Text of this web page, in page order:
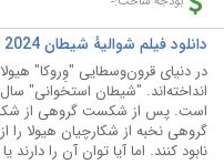
دانلود فیلم شوالیهٔ شیطان Devils Knight 2024 با دوبله فارسی
در دنیای قرون‌وسطایی "وِروکا"
انداخته‌اند. "شیطان استخوانی"
است. پس از شکست گروهی از
گروهی نخبه از شکارچیان هیولا را
نابود کنند. اما آیا توان آن را